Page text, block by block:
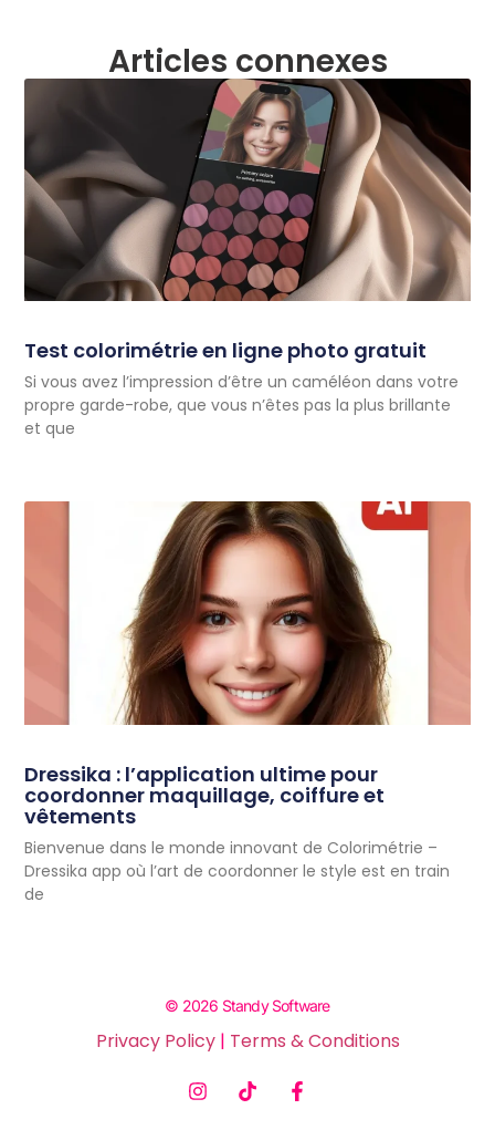
Articles connexes
Test colorimétrie en ligne photo gratuit
Si vous avez l’impression d’être un caméléon dans votre
propre garde-robe, que vous n’êtes pas la plus brillante
et que
Dressika : l’application ultime pour
coordonner maquillage, coiffure et
vêtements
Bienvenue dans le monde innovant de Colorimétrie –
Dressika app où l’art de coordonner le style est en train
de
© 2026 Standy Software
Privacy Policy| Terms & Conditions